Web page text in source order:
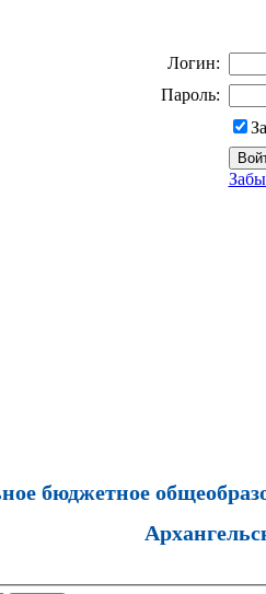
Логин:
Пароль:
бюджетное